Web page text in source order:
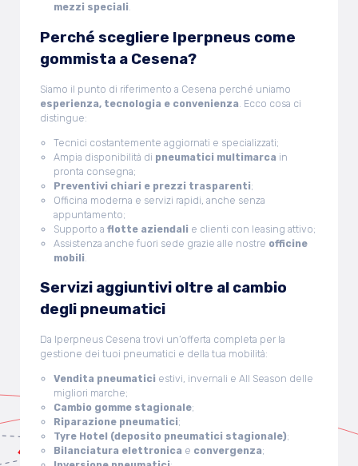
mezzi speciali.
Perché scegliere Iperpneus come
gommista a Cesena?
Siamo il punto di riferimento a Cesena perché uniamo
esperienza, tecnologia e convenienza. Ecco cosa ci
distingue:
Tecnici costantemente aggiornati e specializzati;
Ampia disponibilità di pneumatici multimarca in
pronta consegna;
Preventivi chiari e prezzi trasparenti;
Officina moderna e servizi rapidi, anche senza
appuntamento;
Supporto a flotte aziendali e clienti con leasing attivo;
Assistenza anche fuori sede grazie alle nostre officine
mobili
Servizi aggiuntivi oltre al cambio
degli pneumatici
Da Iperpneus Cesena trovi un’offerta completa per la
gestione dei tuoi pneumatici e della tua mobilità:
Vendita pneumatici estivi, invernali e All Season delle
migliori marche;
Cambio gomme stagionale;
Riparazione pneumatici;
Tyre Hotel (deposito pneumatici stagionale);
Bilanciatura elettronica e convergenza;